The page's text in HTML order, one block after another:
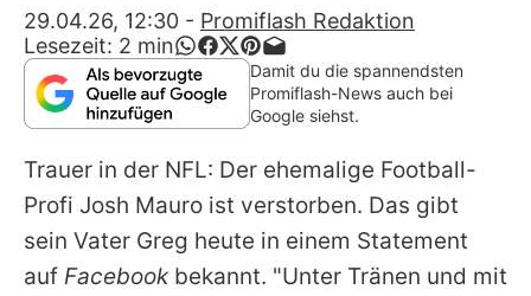
App runterladen
Team
Redaktionelle Richtlinien
Impressum
Datenschutzerklärung
Nutzungsbedingungen
29.04.26, 12:30 - Promiflash Redaktion
Lesezeit: 2 min
Damit du die spannendsten
Promiflash-News auch bei
Google siehst.
Trauer in der NFL: Der ehemalige Football-
Profi Josh Mauro ist verstorben. Das gibt
sein Vater Greg heute in einem Statement
auf Facebookbekannt. "Unter Tränen und mit